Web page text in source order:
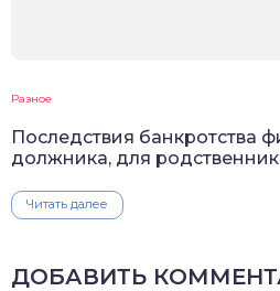
Разное
Последствия банкротства
должника, для
Читать далее
ДОБАВИТЬ